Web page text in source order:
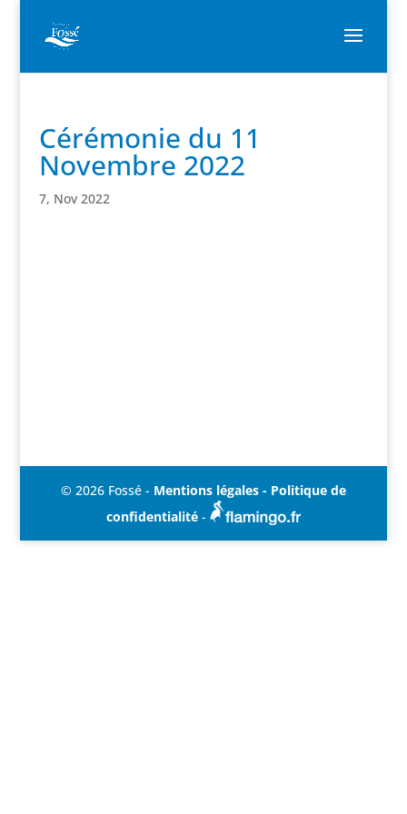
Cérémonie du 11
Novembre 2022
7, Nov 2022
© 2026 Fossé - Mentions légales - Politique de
confidentialité -